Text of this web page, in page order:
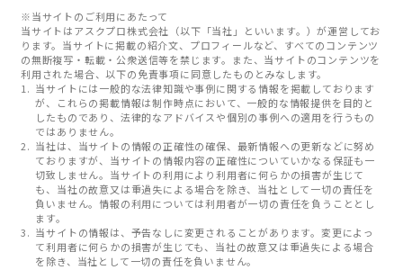
※当サイトのご利用にあたって
当サイトはアスクプロ株式会社（以下「当社」といいます。）が運営してお
ります。当サイトに掲載の紹介文、プロフィールなど、すべてのコンテンツ
の無断複写・転載・公衆送信等を禁じます。また、当サイトのコンテンツを
利用された場合、以下の免責事項に同意したものとみなします。
当サイトには一般的な法律知識や事例に関する情報を掲載しております
が、これらの掲載情報は制作時点において、一般的な情報提供を目的と
したものであり、法律的なアドバイスや個別の事例への適用を行うもの
ではありません。
当社は、当サイトの情報の正確性の確保、最新情報への更新などに努め
ておりますが、当サイトの情報内容の正確性についていかなる保証も一
切致しません。当サイトの利用により利用者に何らかの損害が生じて
も、当社の故意又は重過失による場合を除き、当社として一切の責任を
負いません。情報の利用については利用者が一切の責任を負うこととし
ます。
当サイトの情報は、予告なしに変更されることがあります。変更によっ
て利用者に何らかの損害が生じても、当社の故意又は重過失による場合
を除き、当社として一切の責任を負いません。